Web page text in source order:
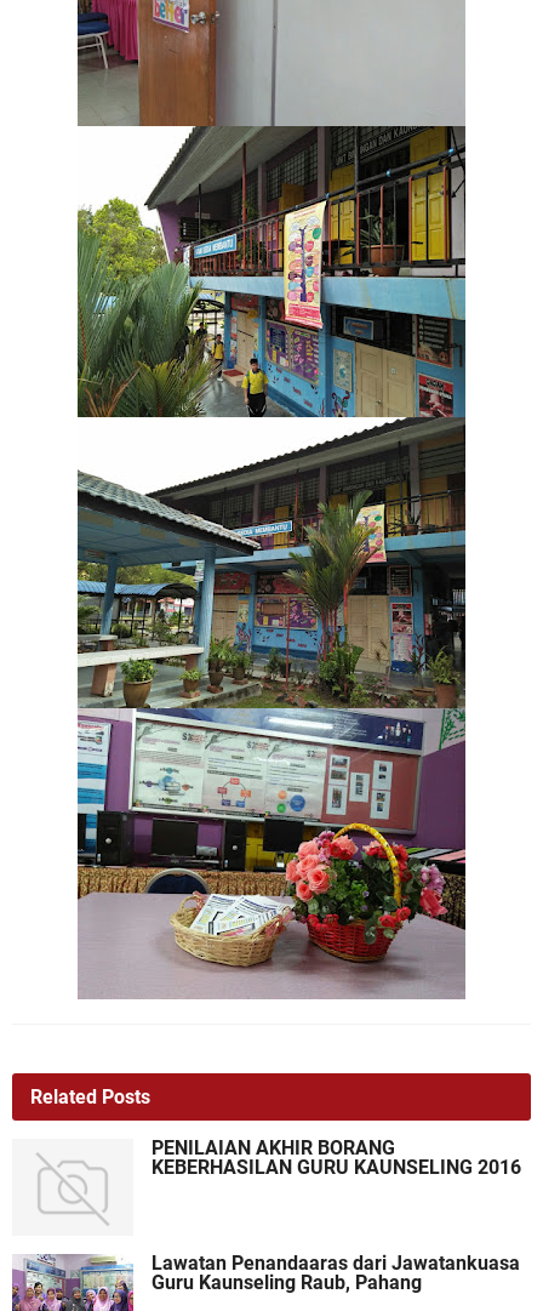
Related Posts
PENILAIAN AKHIR BORANG
KEBERHASILAN GURU KAUNSELING 2016
Lawatan Penandaaras dari Jawatankuasa
Guru Kaunseling Raub, Pahang